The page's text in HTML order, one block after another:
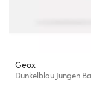
Geox